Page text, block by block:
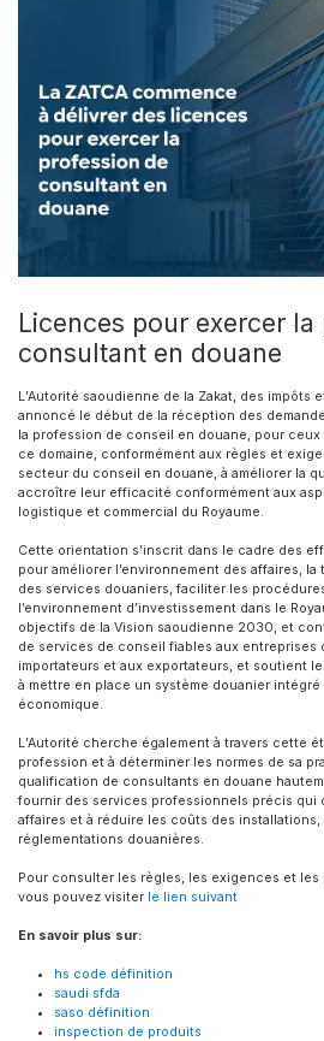
Licences pour exercer
consultant en douane
L’Autorité saoudienne de la Zakat, des impôts
annoncé le début de la réception des
la profession de conseil en douane, pour
ce domaine, conformément aux règles et
secteur du conseil en douane, à améliorer la
accroître leur efficacité conformément aux
logistique et commercial du Royaume.
Cette orientation s’inscrit dans le cadre des
pour améliorer l’environnement des affaires,
des services douaniers, faciliter les
l’environnement d’investissement dans le
objectifs de la Vision saoudienne 2030, et
de services de conseil fiables aux entreprises
importateurs et aux exportateurs, et soutient
à mettre en place un système douanier
économique.
L’Autorité cherche également à travers cette
profession et à déterminer les normes de sa
qualification de consultants en douane
fournir des services professionnels précis qui
affaires et à réduire les coûts des
réglementations douanières.
Pour consulter les règles, les exigences et
vous pouvez visiter le lien suivant
En savoir plus sur:
hs code définition
saudi sfda
saso définition
inspection de produits